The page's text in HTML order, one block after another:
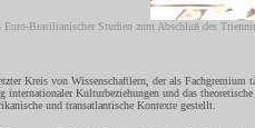
Brasilianischer Studien zum Abschluß des
Kreis von Wissenschaftlern, der als
Kulturbeziehungen und das
und transatlantische Kontexte gestellt.